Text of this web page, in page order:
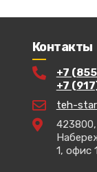
Контакты
+7
+7
teh-
423800,
1, офис